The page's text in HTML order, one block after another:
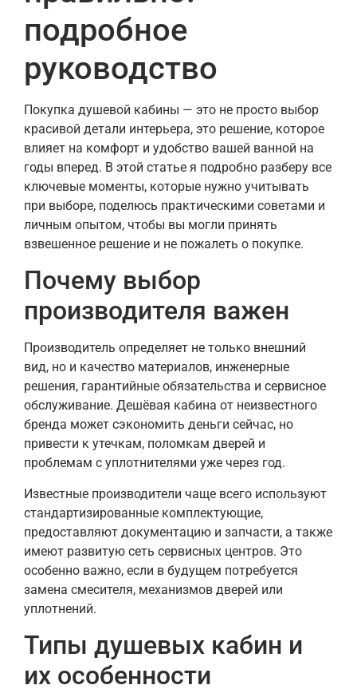
подробное
руководство
Покупка душевой кабины — это не просто выбор
красивой детали интерьера, это решение, которое
влияет на комфорт и удобство вашей ванной на
годы вперед. В этой статье я подробно разберу все
ключевые моменты, которые нужно учитывать
при выборе, поделюсь практическими советами и
личным опытом, чтобы вы могли принять
взвешенное решение и не пожалеть о покупке.
Почему выбор
производителя важен
Производитель определяет не только внешний
вид, но и качество материалов, инженерные
решения, гарантийные обязательства и сервисное
обслуживание. Дешёвая кабина от неизвестного
бренда может сэкономить деньги сейчас, но
привести к утечкам, поломкам дверей и
проблемам с уплотнителями уже через год.
Известные производители чаще всего используют
стандартизированные комплектующие,
предоставляют документацию и запчасти, а также
имеют развитую сеть сервисных центров. Это
особенно важно, если в будущем потребуется
замена смесителя, механизмов дверей или
уплотнений.
Типы душевых кабин и
их особенности